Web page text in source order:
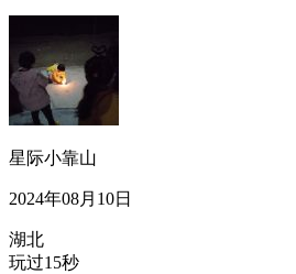
星际小靠山
2024年08月10日
湖北
玩过15秒